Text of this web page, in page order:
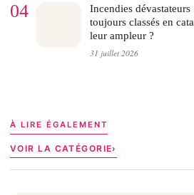
04
Incendies
toujours classés en
leur ampleur ?
31 juillet 2026
À LIRE ÉGALEMENT
VOIR LA CATÉGORIE